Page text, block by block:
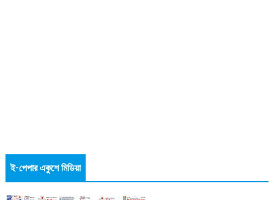
ই-পেপার একুশে মিডিয়া